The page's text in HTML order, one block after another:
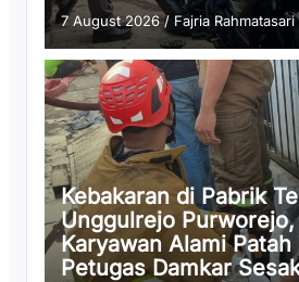
7 August 2026/ Fajria Rahmatasari
Kebakaran di Pabrik
Unggulrejo Purworejo,
Karyawan Alami Patah
Petugas Damkar